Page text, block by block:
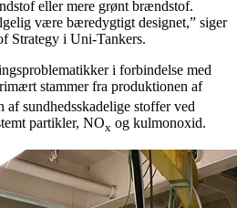
eller mere grønt brændstof.
være bæredygtigt designet,” siger
Strategy i Uni-Tankers.
i forbindelse med
stammer fra produktionen af
sundhedsskadelige stoffer ved
partikler, NOx og kulmonoxid.